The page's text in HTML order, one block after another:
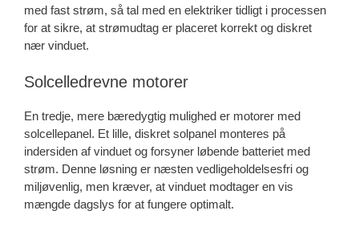
med fast strøm, så tal med en elektriker tidligt i processen
for at sikre, at strømudtag er placeret korrekt og diskret
nær vinduet.
Solcelledrevne motorer
En tredje, mere bæredygtig mulighed er motorer med
solcellepanel. Et lille, diskret solpanel monteres på
indersiden af vinduet og forsyner løbende batteriet med
strøm. Denne løsning er næsten vedligeholdelsesfri og
miljøvenlig, men kræver, at vinduet modtager en vis
mængde dagslys for at fungere optimalt.